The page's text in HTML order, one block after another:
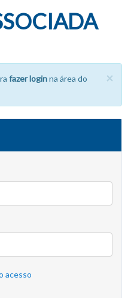
×
fazer loginna área do
acesso